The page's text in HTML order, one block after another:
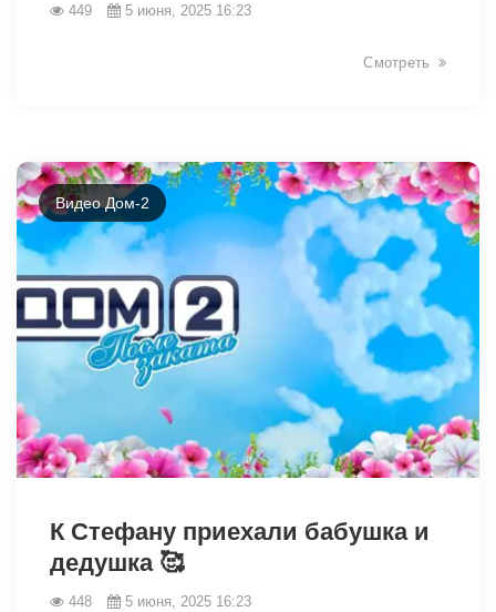
449 5 июня, 2025 16:23
Смотреть
Видео Дом-2
К Стефану приехали бабушка и
дедушка 🥰
448 5 июня, 2025 16:23